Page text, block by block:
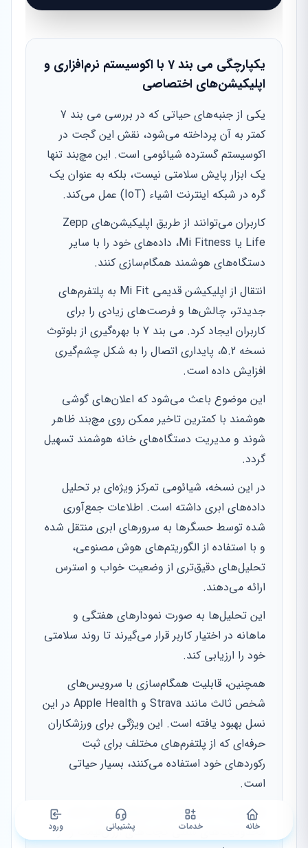
یکپارچگی می بند 7 با اکوسیستم نرم‌افزاری و
اپلیکیشن‌های اختصاصی
یکی از جنبه‌های حیاتی که در بررسی می بند 7
کمتر به آن پرداخته می‌شود، نقش این گجت در
اکوسیستم گسترده شیائومی است. این مچ‌بند تنها
یک ابزار پایش سلامتی نیست، بلکه به عنوان یک
گره در شبکه اینترنت اشیاء (IoT) عمل می‌کند.
کاربران می‌توانند از طریق اپلیکیشن‌های Zepp
Life یا Mi Fitness، داده‌های خود را با سایر
دستگاه‌های هوشمند همگام‌سازی کنند.
انتقال از اپلیکیشن قدیمی Mi Fit به پلتفرم‌های
جدیدتر، چالش‌ها و فرصت‌های زیادی را برای
کاربران ایجاد کرد. می بند 7 با بهره‌گیری از بلوتوث
نسخه 5.2، پایداری اتصال را به شکل چشم‌گیری
افزایش داده است.
این موضوع باعث می‌شود که اعلان‌های گوشی
هوشمند با کمترین تاخیر ممکن روی مچ‌بند ظاهر
شوند و مدیریت دستگاه‌های خانه هوشمند تسهیل
گردد.
در این نسخه، شیائومی تمرکز ویژه‌ای بر تحلیل
داده‌های ابری داشته است. اطلاعات جمع‌آوری
شده توسط حسگرها به سرورهای ابری منتقل شده
و با استفاده از الگوریتم‌های هوش مصنوعی،
تحلیل‌های دقیق‌تری از وضعیت خواب و استرس
ارائه می‌دهند.
این تحلیل‌ها به صورت نمودارهای هفتگی و
ماهانه در اختیار کاربر قرار می‌گیرند تا روند سلامتی
خود را ارزیابی کند.
همچنین، قابلیت همگام‌سازی با سرویس‌های
شخص ثالث مانند Strava و Apple Health در این
نسل بهبود یافته است. این ویژگی برای ورزشکاران
حرفه‌ای که از پلتفرم‌های مختلف برای ثبت
رکوردهای خود استفاده می‌کنند، بسیار حیاتی
است.
شیائومی با باز گذاشتن مسیرهای تبادل داده،
محدودیت‌های سنتی گجت‌های ارزان‌قیمت را از
خانه خدمات پشتیبانی ورود